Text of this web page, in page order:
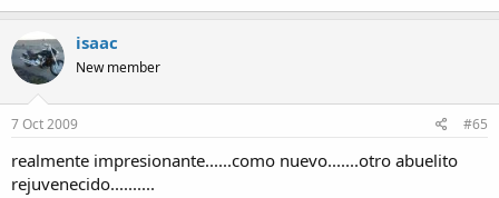
isaac
New member
7 Oct 2009 #65
realmente impresionante......como nuevo.......otro abuelito
rejuvenecido..........